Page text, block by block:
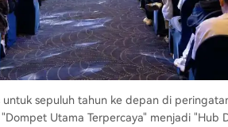
untuk sepuluh tahun ke depan di
Utama Terpercaya" menjadi "Hub